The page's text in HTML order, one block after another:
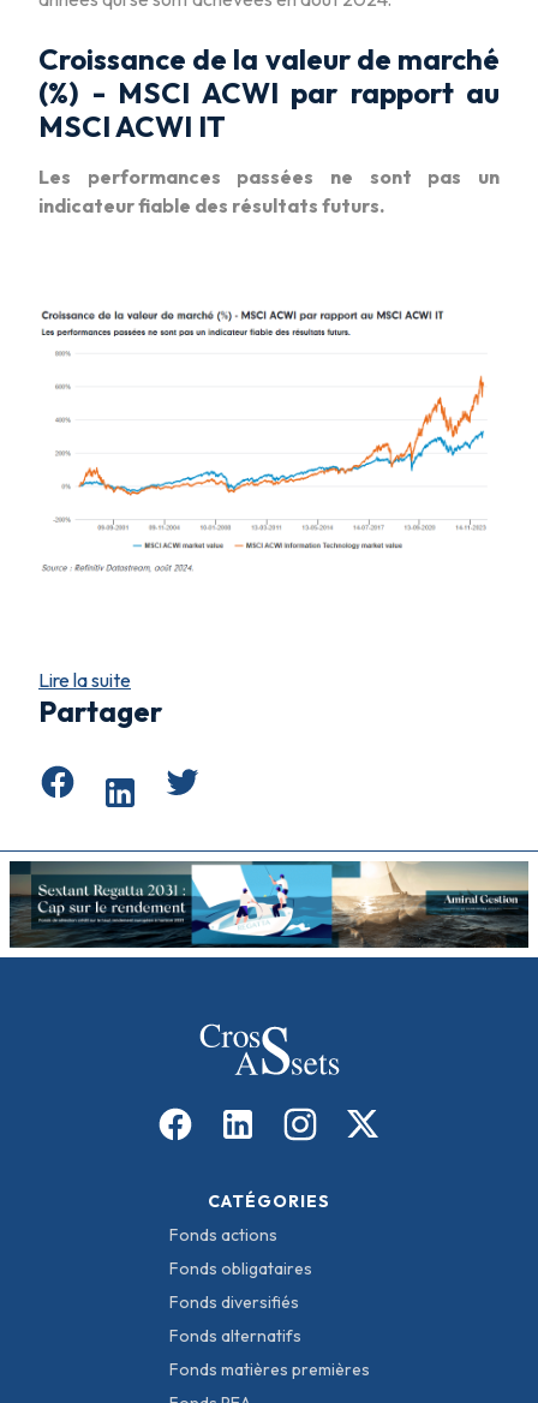
Croissance de la valeur de marché
(%) - MSCI ACWI par rapport au
MSCI ACWI IT
Les performances passées ne sont pas un
indicateur fiable des résultats futurs.
Lire la suite
Partager
CATÉGORIES
Fonds actions
Fonds obligataires
Fonds diversifiés
Fonds alternatifs
Fonds matières premières